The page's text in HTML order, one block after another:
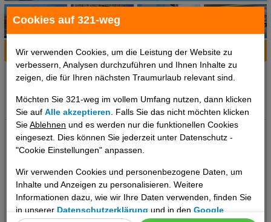
Cookies auf 321-weg
Wir verwenden Cookies, um die Leistung der Website zu
verbessern, Analysen durchzuführen und Ihnen Inhalte zu
zeigen, die für Ihren nächsten Traumurlaub relevant sind.
Möchten Sie 321-weg im vollem Umfang nutzen, dann klicken
Sie aufAlle akzeptieren . Falls Sie das nicht möchten klicken
SieAblehnen und es werden nur die funktionellen Cookies
eingesezt. Dies können Sie jederzeit unter Datenschutz -
"Cookie Einstellungen" anpassen.
Wir verwenden Cookies und personenbezogene Daten, um
Inhalte und Anzeigen zu personalisieren. Weitere
Informationen dazu, wie wir Ihre Daten verwenden, finden Sie
in unsererDatenschutzerklärung und in denGoogle
Hotelinfo Bilder Karte
Ort:Tampa, Florida, USA
°C
Ausstattung: - 24 Stunden-Rezeption - Aufzug - Internet - WLAN -
Konferenzraum - Businesscenter - Hotelsafe - Geldwechsel -
Klimaanlage - Wäscheservice - Waschsalon - Roomservice -
Gepäckraum - Gepäckservice - Parkplatz - Parkplatz (gegen
Gebühr) - Sonnenschirm Verpflegung: - Restaurant -
Frühstücksbuffet - Café - Bar - Poolbar Kinder: - Babysitterservice
..weiterlesen